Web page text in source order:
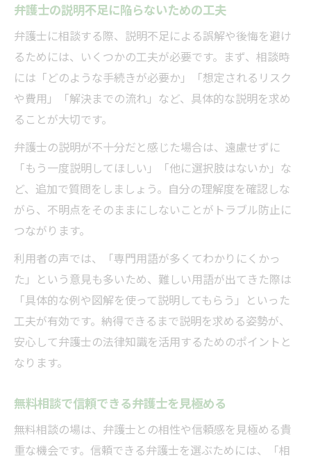
弁護士の説明不足に陥らないための工夫
弁護士に相談する際、説明不足による誤解や後悔を避け
るためには、いくつかの工夫が必要です。まず、相談時
には「どのような手続きが必要か」「想定されるリスク
や費用」「解決までの流れ」など、具体的な説明を求め
ることが大切です。
弁護士の説明が不十分だと感じた場合は、遠慮せずに
「もう一度説明してほしい」「他に選択肢はないか」な
ど、追加で質問をしましょう。自分の理解度を確認しな
がら、不明点をそのままにしないことがトラブル防止に
つながります。
利用者の声では、「専門用語が多くてわかりにくかっ
た」という意見も多いため、難しい用語が出てきた際は
「具体的な例や図解を使って説明してもらう」といった
工夫が有効です。納得できるまで説明を求める姿勢が、
安心して弁護士の法律知識を活用するためのポイントと
なります。
無料相談で信頼できる弁護士を見極める
無料相談の場は、弁護士との相性や信頼感を見極める貴
重な機会です。信頼できる弁護士を選ぶためには、「相